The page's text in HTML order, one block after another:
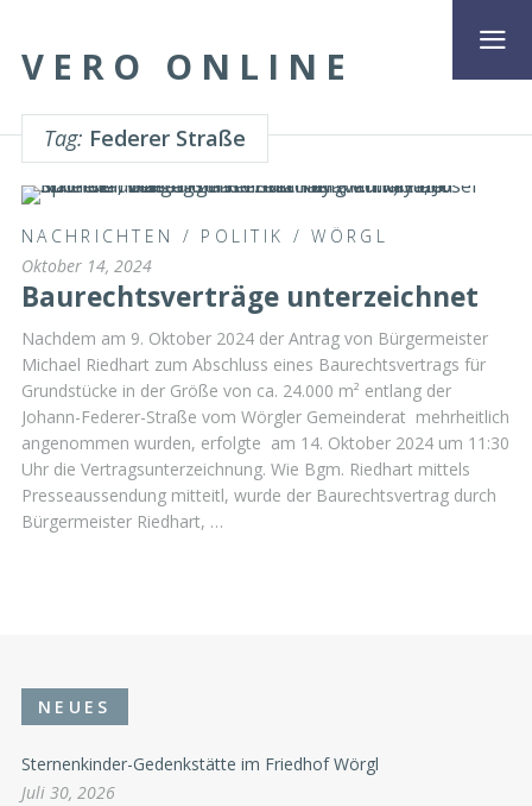
VERO ONLINE
Tag: Federer Straße
NACHRICHTEN / POLITIK /WÖRGL
Oktober 14, 2024
Baurechtsverträge unterzeichnet
Nachdem am 9. Oktober 2024 der Antrag von Bürgermeister
Michael Riedhart zum Abschluss eines Baurechtsvertrags für
Grundstücke in der Größe von ca. 24.000 m² entlang der
Johann-Federer-Straße vom Wörgler Gemeinderat mehrheitlich
angenommen wurden, erfolgte am 14. Oktober 2024 um 11:30
Uhr die Vertragsunterzeichnung. Wie Bgm. Riedhart mittels
Presseaussendung mitteitl, wurde der Baurechtsvertrag durch
Bürgermeister Riedhart, …
NEUES
Sternenkinder-Gedenkstätte im Friedhof Wörgl
Juli 30, 2026